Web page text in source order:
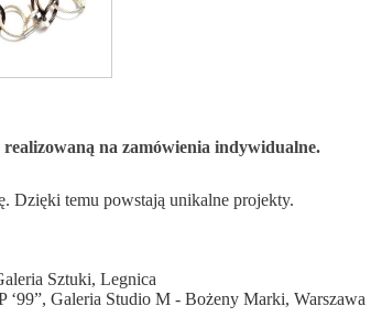
na zamówienia indywidualne.
Dzięki temu powstają unikalne projekty.
Sztuki, Legnica
Galeria Studio M - Bożeny Marki, Warszawa